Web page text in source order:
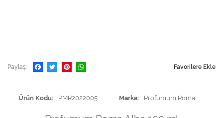
Paylaş Favorilere Ekle
Ürün Kodu PMR2022005 Marka Profumum Roma